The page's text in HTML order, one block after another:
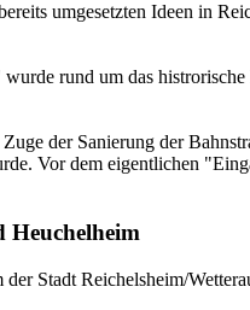
umgesetzten Ideen in
rund um das
der Sanierung der
Vor dem eigentlichen
Stadt Reichelsheim/